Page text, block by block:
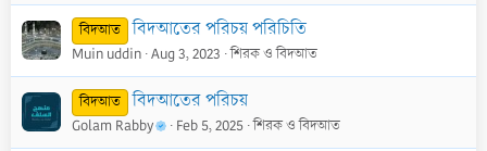
বিদআত বিদআতের পরিচয় পরিচিতি
Muin uddin Aug 3, 2023 শিরক ও বিদআত
বিদআত বিদআতের পরিচয়
Golam Rabby Feb 5, 2025 শিরক ও বিদআত